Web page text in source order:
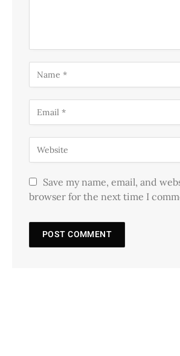
Save my name, email, and
browser for the next time I